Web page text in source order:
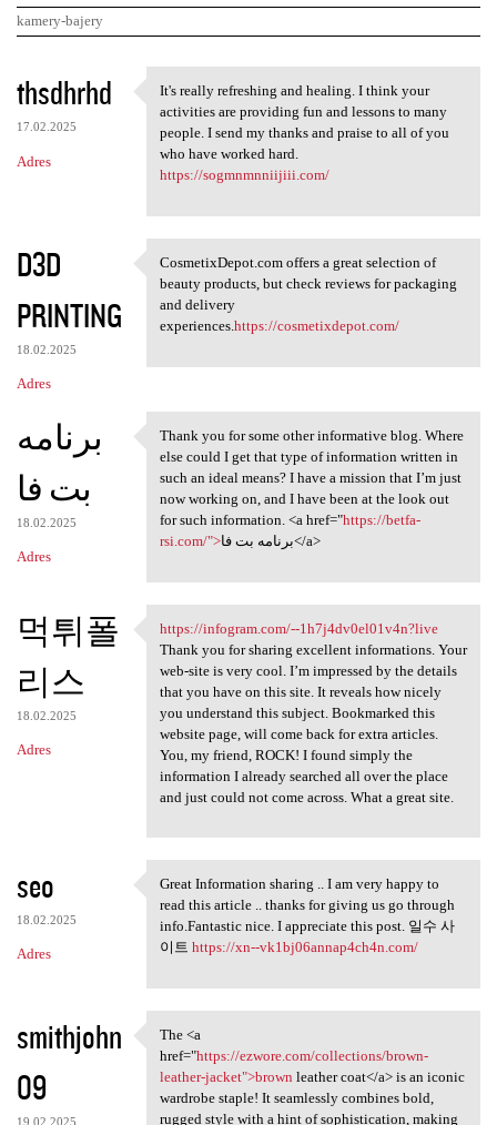
kamery-bajery
K
o
m
e
a
r
z
e
thsdhrhd
17.02.2025
Adres
It's really refreshing and
It's really refreshing and healing. I think your
activities are providing fun and lessons to many
people. I send my thanks and praise to all of you
who have worked hard.
https://sogmnmnniijiii.com/
D3D
PRINTING
18.02.2025
Adres
CosmetixDepot.com offers a
CosmetixDepot.com offers a great selection of
beauty products, but check reviews for packaging
and delivery
experiences.https://cosmetixdepot.com/
برنامه
بت فا
18.02.2025
Adres
Thank you for some other
Thank you for some other informative blog. Where
else could I get that type of information written in
such an ideal means? I have a mission that I’m just
now working on, and I have been at the look out
for such information. <a href="https://betfa-
rsi.com/">
برنامه بت فا</a>
먹튀폴
리스
18.02.2025
Adres
https://infogram.com/-
https://infogram.com/--1h7j4dv0el01v4n?live
Thank you for sharing excellent informations. Your
web-site is very cool. I’m impressed by the details
that you have on this site. It reveals how nicely
you understand this subject. Bookmarked this
website page, will come back for extra articles.
You, my friend, ROCK! I found simply the
information I already searched all over the place
and just could not come across. What a great site.
seo
18.02.2025
Adres
Great Information sharing ..
Great Information sharing .. I am very happy to
read this article .. thanks for giving us go through
info.Fantastic nice. I appreciate this post. 일수 사
이트 https://xn--vk1bj06annap4ch4n.com/
smithjohn
09
19.02.2025
The <a href="https://ezwore
The <a
href="https://ezwore.com/collections/brown-
leather-jacket">brown leather coat</a> is an iconic
wardrobe staple! It seamlessly combines bold,
rugged style with a hint of sophistication, making